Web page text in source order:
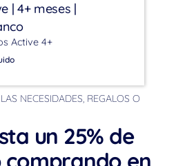
| 4+ meses |
Active 4+
NECESIDADES, REGALOS O
un 25% de